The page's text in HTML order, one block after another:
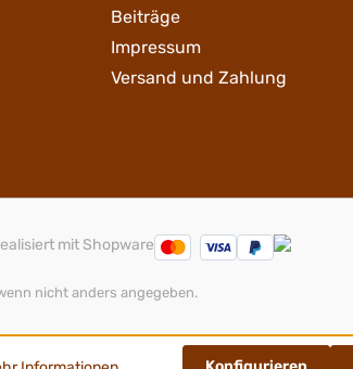
Beiträge
Impressum
Versand und Zahlung
mit Shopware
nicht anders angegeben.